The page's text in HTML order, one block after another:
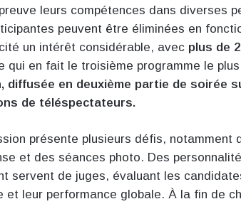
leurs compétences dans diverses
peuvent être éliminées en
un intérêt considérable, avec plus de
qui en fait le troisième programme le
diffusée en deuxième partie de soirée
de téléspectateurs.
présente plusieurs défis, notamment
et des séances photo. Des
servent de juges, évaluant les
et leur performance globale. À la fin de